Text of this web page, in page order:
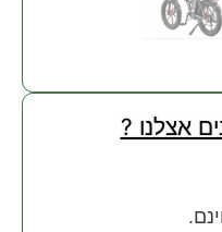
אצלנו ?